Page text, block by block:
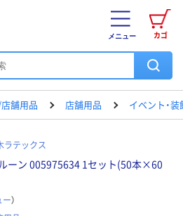
カゴ
メニュー
舗用品 店舗用品 イベント・
ラテックス
ーン 005975634 1セット(50本×60
ー）